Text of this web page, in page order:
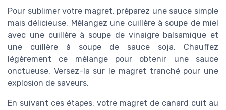
Pour sublimer votre magret, préparez une sauce simple
mais délicieuse. Mélangez une cuillère à soupe de miel
avec une cuillère à soupe de vinaigre balsamique et
une cuillère à soupe de sauce soja. Chauffez
légèrement ce mélange pour obtenir une sauce
onctueuse. Versez-la sur le magret tranché pour une
explosion de saveurs.
En suivant ces étapes, votre magret de canard cuit au